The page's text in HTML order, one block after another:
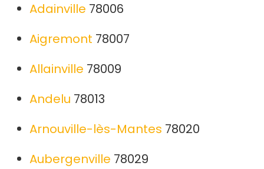
Adainville 78006
Aigremont 78007
Allainville 78009
Andelu 78013
Arnouville-lès-Mantes 78020
Aubergenville 78029